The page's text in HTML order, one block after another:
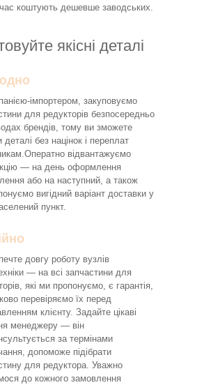
коштують дешевше заводських.
якісні деталі
імпортером, закуповуємо
для редукторів безпосередньо
брендів, тому ви зможете
деталі без націнок і переплат
відвантажуємо
— на день оформлення
або на наступний, а також
вигідний варіант доставки у
пункт.
довгу роботу вузлів
— на всі запчастини для
які ми пропонуємо, є гарантія,
перевіряємо їх перед
клієнту. Задайте цікаві
менеджеру — він
за термінами
допоможе підібрати
для редуктора. Уважно
до кожного замовлення